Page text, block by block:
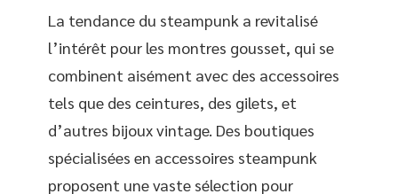
La tendance du steampunk a revitalisé
l’intérêt pour les montres gousset, qui se
combinent aisément avec des accessoires
tels que des ceintures, des gilets, et
d’autres bijoux vintage. Des boutiques
spécialisées en accessoires steampunk
proposent une vaste sélection pour